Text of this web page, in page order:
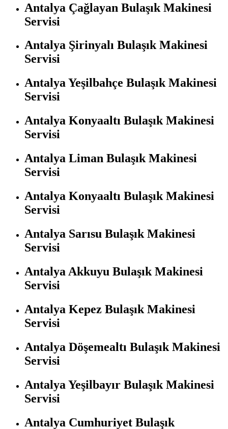
Antalya Çağlayan Bulaşık Makinesi
Servisi
Antalya Şirinyalı Bulaşık Makinesi
Servisi
Antalya Yeşilbahçe Bulaşık Makinesi
Servisi
Antalya Konyaaltı Bulaşık Makinesi
Servisi
Antalya Liman Bulaşık Makinesi
Servisi
Antalya Konyaaltı Bulaşık Makinesi
Servisi
Antalya Sarısu Bulaşık Makinesi
Servisi
Antalya Akkuyu Bulaşık Makinesi
Servisi
Antalya Kepez Bulaşık Makinesi
Servisi
Antalya Döşemealtı Bulaşık Makinesi
Servisi
Antalya Yeşilbayır Bulaşık Makinesi
Servisi
Antalya Cumhuriyet Bulaşık